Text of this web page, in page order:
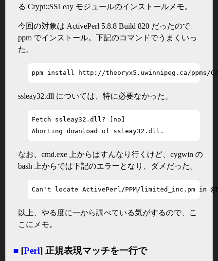
る Crypt::SSLeay モジュールのインストールメモ。
今回の対象は ActivePerl 5.8.8 Build 820 だったので
ppm でインストール。下記のコマンドでうまくいっ
た。
ppm install http://theoryx5.uwinnipeg.ca/ppms/
ssleay32.dll については、特に必要なかった。
Fetch ssleay32.dll? [no]
Aborting download of ssleay32.dll.
なお、cmd.exe 上からはすんなり行くけど、cygwin の
bash 上からでは下記のエラーとなり、ダメだった。
Can't locate ActivePerl/PPM/limited_inc.pm in
以上、やる度に一から調べている気がするので、こ
こにメモ。
■ [Perl] 正規表現マッチを一行で